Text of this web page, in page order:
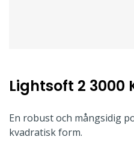
Lightsoft 2 3000
En robust och mångsidig
kvadratisk form.